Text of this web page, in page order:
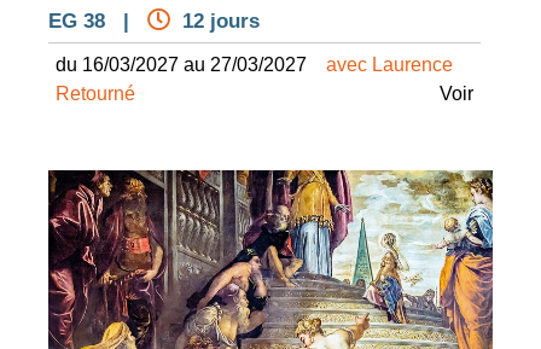
EG 38 | 12 jours
du 16/03/2027 au 27/03/2027
avec Laurence
Retourné
Voir